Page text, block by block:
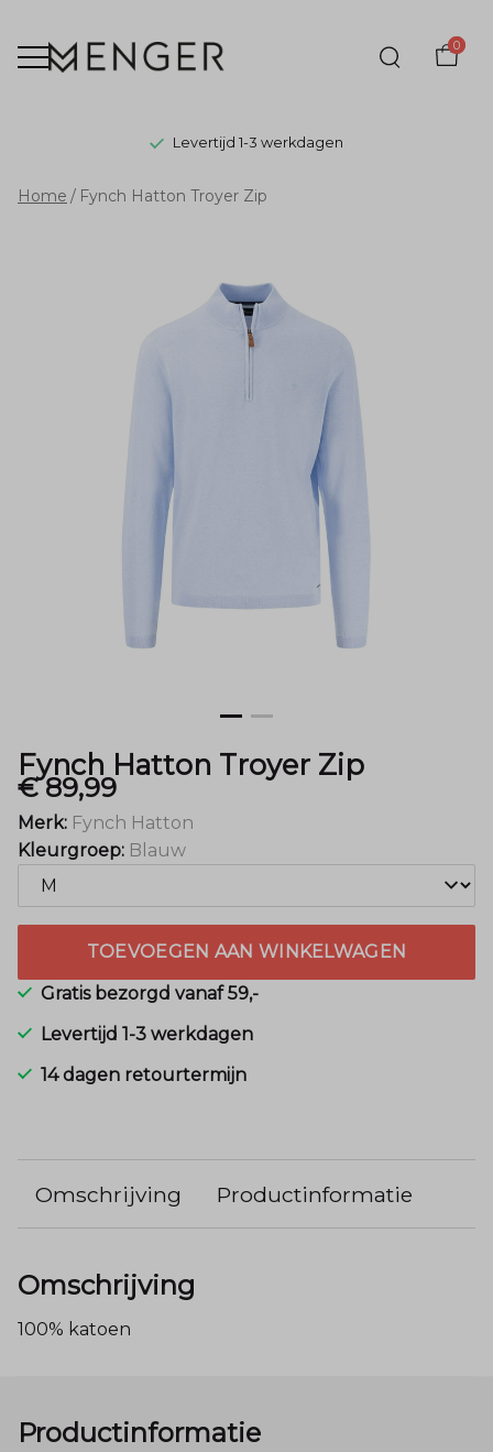
0
Levertijd 1-3 werkdagen
Fynch
Menger
Mode
Home Fynch Hatton Troyer Zip
Fynch Hatton Troyer Zip
€ 89,99
Merk: Fynch Hatton
Kleurgroep: Blauw
TOEVOEGEN AAN WINKELWAGEN
Gratis bezorgd vanaf 59,-
Levertijd 1-3 werkdagen
14 dagen retourtermijn
Omschrijving Productinformatie
Omschrijving
100% katoen
Productinformatie